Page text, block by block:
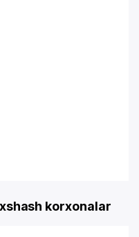
korxonalar